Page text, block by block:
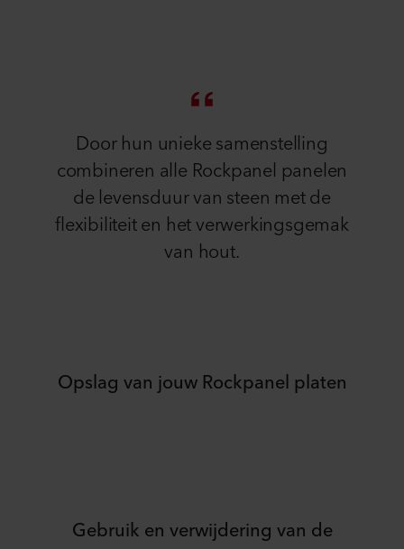
Door hun unieke samenstelling
combineren alle Rockpanel panelen
de levensduur van steen met de
flexibiliteit en het verwerkingsgemak
van hout.
Opslag van jouw Rockpanel platen
Gebruik en verwijdering van de